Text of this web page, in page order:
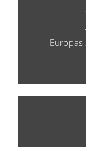
Europas